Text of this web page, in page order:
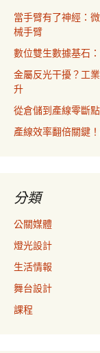
當手臂有了神經：
械手臂
數位雙生數據基石
金屬反光干擾？工
升
從倉儲到產線零斷
產線效率翻倍關鍵
分類
公關媒體
燈光設計
生活情報
舞台設計
課程